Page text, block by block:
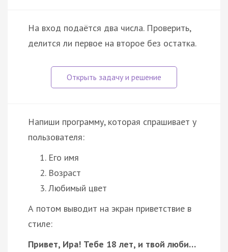
На вход подаётся два числа. Проверить,
делится ли первое на второе без остатка.
Напиши программу, которая спрашивает у
пользователя:
Его имя
Возраст
Любимый цвет
А потом выводит на экран приветствие в
стиле:
Привет, Ира! Тебе 18 лет, и твой люби…